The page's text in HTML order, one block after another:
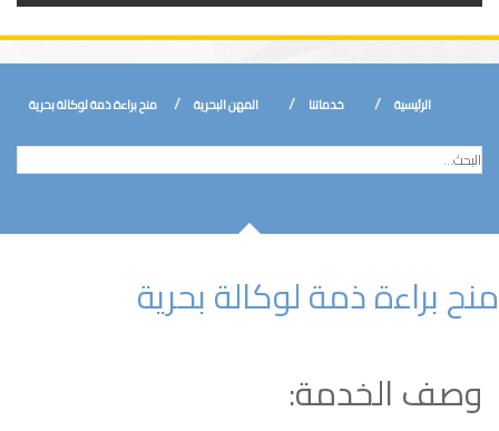
حولنا
إعلانات ومناقصات
المكتبة الالكترونية
الرئيسية خدماتنا المهن البحرية منح براءة ذمة لوكالة بحرية
منح براءة ذمة لوكالة بحرية
وصف الخدمة: